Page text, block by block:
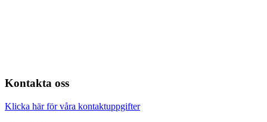
Kontakta oss
Klicka här för våra kontaktuppgifter